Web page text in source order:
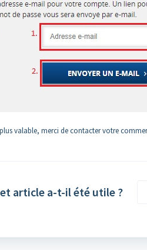
plus valable, merci de contacter votre
article a-t-il été utile ?